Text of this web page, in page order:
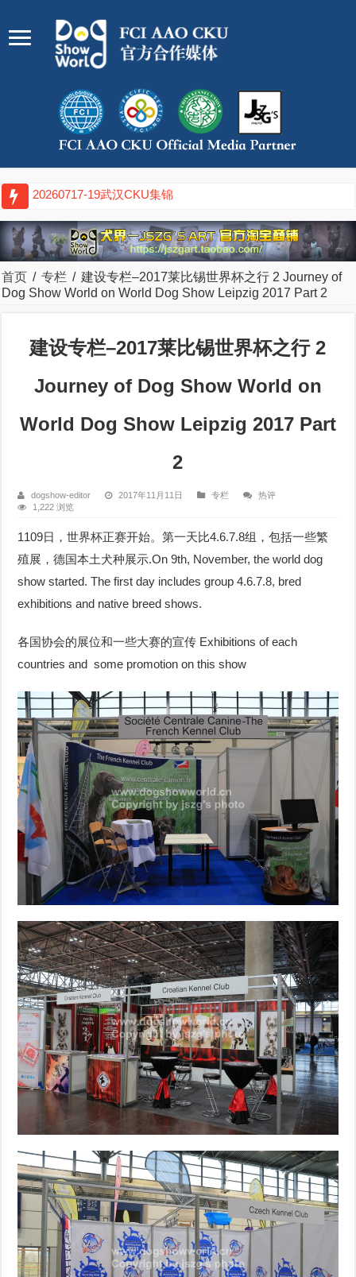
20260711-12廊坊CKU集锦
首页 / 专栏 / 建设专栏–2017莱比锡世界杯之行 2 Journey of
Dog Show World on World Dog Show Leipzig 2017 Part 2
建设专栏–2017莱比锡世界杯之行 2
Journey of Dog Show World on
World Dog Show Leipzig 2017 Part
2
dogshow-editor 2017年11月11日 专栏
热评
1,222 浏览
1109日，世界杯正赛开始。第一天比4.6.7.8组，包括一些繁
殖展，德国本土犬种展示.On 9th, November, the world dog
show started. The first day includes group 4.6.7.8, bred
exhibitions and native breed shows.
各国协会的展位和一些大赛的宣传 Exhibitions of each
countries and some promotion on this show